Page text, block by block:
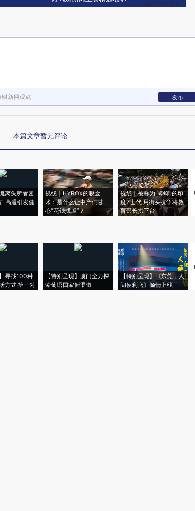
新网观点 发布
本篇文章暂无评论
离失所者困
高温引发健
视线｜HYROX的吸金
术：是什么让中产们甘
心“花钱找虐”？
视线｜被称为“蟑螂”的印
度Z世代 用街头抗争将教
育部长拱下台
寻找100种
方式·第一对
【特别呈现】澳门全力探
索葡语国家新渠道
【特别呈现】《东莞，人
间便利店》倾情上线